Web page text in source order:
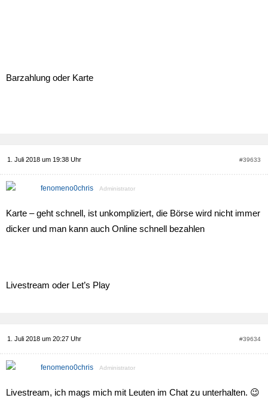
Barzahlung oder Karte
1. Juli 2018 um 19:38 Uhr #39633
fenomeno0chris Administrator
Karte – geht schnell, ist unkompliziert, die Börse wird nicht immer
dicker und man kann auch Online schnell bezahlen
Livestream oder Let’s Play
1. Juli 2018 um 20:27 Uhr #39634
fenomeno0chris Administrator
Livestream, ich mags mich mit Leuten im Chat zu unterhalten. 😉